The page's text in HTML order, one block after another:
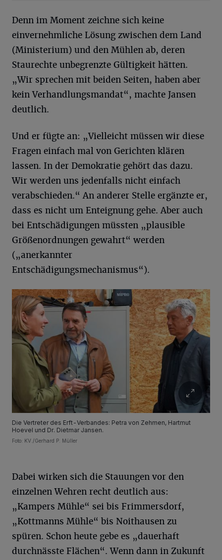
Denn im Moment zeichne sich keine
einvernehmliche Lösung zwischen dem Land
(Ministerium) und den Mühlen ab, deren
Staurechte unbegrenzte Gültigkeit hätten.
„Wir sprechen mit beiden Seiten, haben aber
kein Verhandlungsmandat“, machte Jansen
deutlich.
Und er fügte an: „Vielleicht müssen wir diese
Fragen einfach mal von Gerichten klären
lassen. In der Demokratie gehört das dazu.
Wir werden uns jedenfalls nicht einfach
verabschieden.“ An anderer Stelle ergänzte er,
dass es nicht um Enteignung gehe. Aber auch
bei Entschädigungen müssten „plausible
Größenordnungen gewahrt“ werden
(„anerkannter
Entschädigungsmechanismus“).
Die Vertreter des Erft-Verbandes: Petra von Zehmen, Hartmut
Hoevel und Dr. Dietmar Jansen.
Foto: KV./Gerhard P. Müller
Dabei wirken sich die Stauungen vor den
einzelnen Wehren recht deutlich aus:
„Kampers Mühle“ sei bis Frimmersdorf,
„Kottmanns Mühle“ bis Noithausen zu
spüren. Schon heute gebe es „dauerhaft
durchnässte Flächen“. Wenn dann in Zukunft